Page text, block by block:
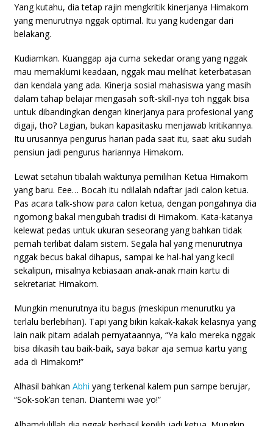
Yang kutahu, dia tetap rajin mengkritik kinerjanya Himakom
yang menurutnya nggak optimal. Itu yang kudengar dari
belakang.
Kudiamkan. Kuanggap aja cuma sekedar orang yang nggak
mau memaklumi keadaan, nggak mau melihat keterbatasan
dan kendala yang ada. Kinerja sosial mahasiswa yang masih
dalam tahap belajar mengasah soft-skill-nya toh nggak bisa
untuk dibandingkan dengan kinerjanya para profesional yang
digaji, tho? Lagian, bukan kapasitasku menjawab kritikannya.
Itu urusannya pengurus harian pada saat itu, saat aku sudah
pensiun jadi pengurus hariannya Himakom.
Lewat setahun tibalah waktunya pemilihan Ketua Himakom
yang baru. Eee… Bocah itu ndilalah ndaftar jadi calon ketua.
Pas acara talk-show para calon ketua, dengan pongahnya dia
ngomong bakal mengubah tradisi di Himakom. Kata-katanya
kelewat pedas untuk ukuran seseorang yang bahkan tidak
pernah terlibat dalam sistem. Segala hal yang menurutnya
nggak becus bakal dihapus, sampai ke hal-hal yang kecil
sekalipun, misalnya kebiasaan anak-anak main kartu di
sekretariat Himakom.
Mungkin menurutnya itu bagus (meskipun menurutku ya
terlalu berlebihan). Tapi yang bikin kakak-kakak kelasnya yang
lain naik pitam adalah pernyataannya, “Ya kalo mereka nggak
bisa dikasih tau baik-baik, saya bakar aja semua kartu yang
ada di Himakom!”
Alhasil bahkan Abhi yang terkenal kalem pun sampe berujar,
“Sok-sok’an tenan. Diantemi wae yo!”